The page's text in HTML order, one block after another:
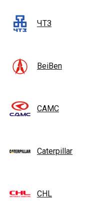
ЧТЗ
BeiBen
CAMC
Caterpillar
CHL